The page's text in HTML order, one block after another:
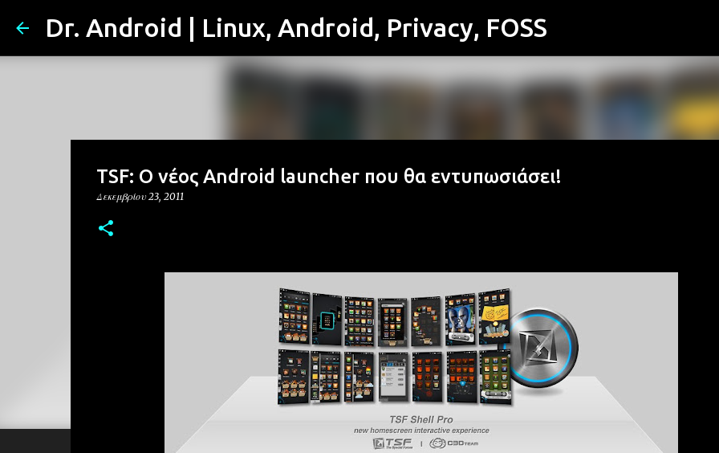
Μετάβαση στο κύριο περιεχόμενο
Dr. Android | Linux, Android, Privacy, FOSS
TSF: O νέος Android launcher που θα εντυπωσιάσει!
Δεκεμβρίου 23, 2011